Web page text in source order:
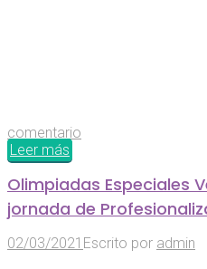
comentario
Leer más
Olimpiadas Especiales
jornada de
02/03/2021 Escrito por admin